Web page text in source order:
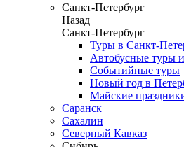
Санкт-Петербург
Назад
Санкт-Петербург
Туры в Санкт-
Автобусные туры
Событийные туры
Новый год в
Майские
Саранск
Сахалин
Северный Кавказ